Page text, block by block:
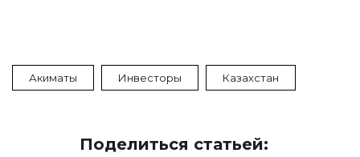
Акиматы Инвесторы Казахстан
Поделиться статьей: